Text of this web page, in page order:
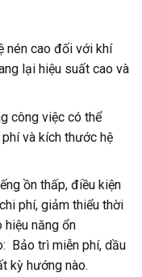
nén cao đối với khí
lại hiệu suất cao và
công việc có thể
và kích thước hệ
ồn thấp, điều kiện
phí, giảm thiểu thời
năng ổn
Bảo trì miễn phí, dầu
kỳ hướng nào.